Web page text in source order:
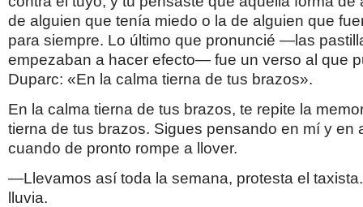
de alguien que tenía miedo o la de alguien que
para siempre. Lo último que pronuncié —las
empezaban a hacer efecto— fue un verso al que
Duparc: «En la calma tierna de tus brazos».
En la calma tierna de tus brazos, te repite la
tierna de tus brazos. Sigues pensando en mí y en
cuando de pronto rompe a llover.
—Llevamos así toda la semana, protesta el
lluvia.